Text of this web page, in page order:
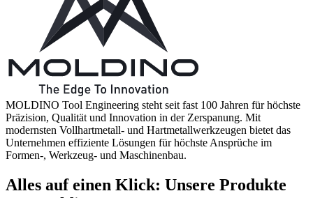
MOLDINO Tool Engineering steht seit fast 100 Jahren für höchste
Präzision, Qualität und Innovation in der Zerspanung. Mit
modernsten Vollhartmetall- und Hartmetallwerkzeugen bietet das
Unternehmen effiziente Lösungen für höchste Ansprüche im
Formen-, Werkzeug- und Maschinenbau.
Alles auf einen Klick: Unsere Produkte